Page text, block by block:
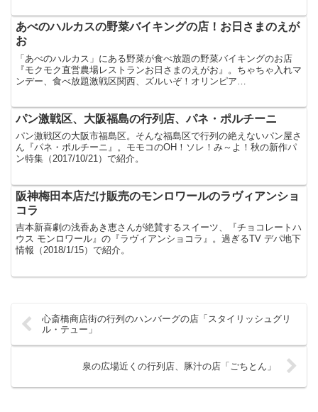
あべのハルカスの野菜バイキングの店！お日さまのえが
お
「あべのハルカス」にある野菜が食べ放題の野菜バイキングのお店
『モクモク直営農場レストランお日さまのえがお』。ちゃちゃ入れマ
ンデー、食べ放題激戦区関西、ズルいぞ！オリンピア
パン激戦区、大阪福島の行列店、パネ・ポルチーニ
パン激戦区の大阪市福島区。そんな福島区で行列の絶えないパン屋さ
ん『パネ・ポルチーニ』。モモコのOH！ソレ！み～よ！秋の新作パ
ン特集（2017/10/21）で紹介。
阪神梅田本店だけ販売のモンロワールのラヴィアンショ
コラ
吉本新喜劇の浅香あき恵さんが絶賛するスイーツ、『チョコレートハ
ウス モンロワール』の『ラヴィアンショコラ』。過ぎるTV デパ地下
情報（2018/1/15）で紹介。
心斎橋商店街の行列のハンバーグの店「スタイリッシュグリ
ル・テュー」
泉の広場近くの行列店、豚汁の店「ごちとん」